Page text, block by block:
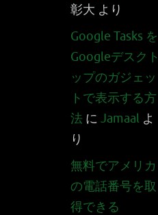
彰大 より
Google Tasks を
Googleデスクト
ップのガジェッ
トで表示する方
法 に Jamaal よ
り
無料でアメリカ
の電話番号を取
得できる